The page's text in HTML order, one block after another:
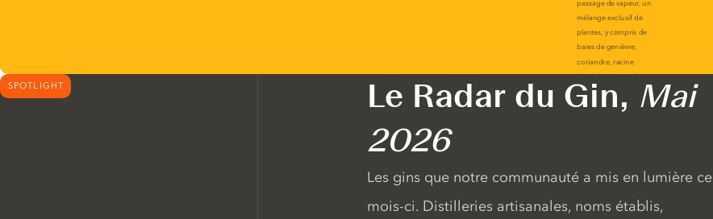
SPOTLIGHT Le Radar du Gin, Mai
2026
Les gins que notre communauté a mis en lumière ce
mois-ci. Distilleries artisanales, noms établis,